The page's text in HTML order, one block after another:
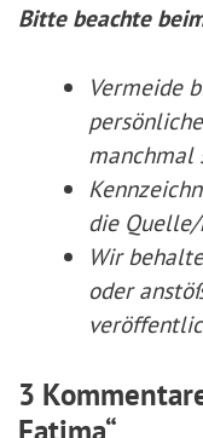
Bitte beachte
Vermeide
manchmal
die Quelle/
Wir
oder
3
Fatima“